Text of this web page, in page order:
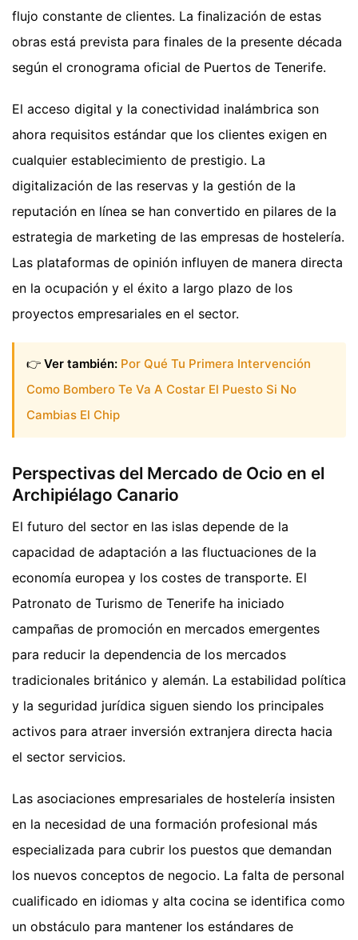
flujo constante de clientes. La finalización de estas
obras está prevista para finales de la presente década
según el cronograma oficial de Puertos de Tenerife.
El acceso digital y la conectividad inalámbrica son
ahora requisitos estándar que los clientes exigen en
cualquier establecimiento de prestigio. La
digitalización de las reservas y la gestión de la
reputación en línea se han convertido en pilares de la
estrategia de marketing de las empresas de hostelería.
Las plataformas de opinión influyen de manera directa
en la ocupación y el éxito a largo plazo de los
proyectos empresariales en el sector.
👉 Ver también: Por Qué Tu Primera Intervención
Como Bombero Te Va A Costar El Puesto Si No
Cambias El Chip
Perspectivas del Mercado de Ocio en el
Archipiélago Canario
El futuro del sector en las islas depende de la
capacidad de adaptación a las fluctuaciones de la
economía europea y los costes de transporte. El
Patronato de Turismo de Tenerife ha iniciado
campañas de promoción en mercados emergentes
para reducir la dependencia de los mercados
tradicionales británico y alemán. La estabilidad política
y la seguridad jurídica siguen siendo los principales
activos para atraer inversión extranjera directa hacia
el sector servicios.
Las asociaciones empresariales de hostelería insisten
en la necesidad de una formación profesional más
especializada para cubrir los puestos que demandan
los nuevos conceptos de negocio. La falta de personal
cualificado en idiomas y alta cocina se identifica como
un obstáculo para mantener los estándares de